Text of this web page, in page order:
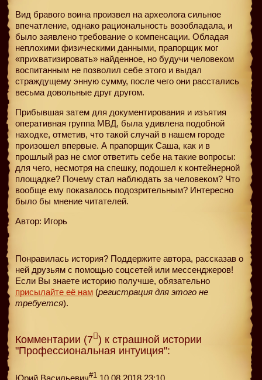
Вид бравого воина произвел на археолога сильное
впечатление, однако рациональность возобладала, и
было заявлено требование о компенсации. Обладая
неплохими физическими данными, прапорщик мог
«прихватизировать» найденное, но будучи человеком
воспитанным не позволил себе этого и выдал
страждущему энную сумму, после чего они расстались
весьма довольные друг другом.
Прибывшая затем для документирования и изъятия
оперативная группа МВД, была удивлена подобной
находке, отметив, что такой случай в нашем городе
произошел впервые. А прапорщик Саша, как и в
прошлый раз не смог ответить себе на такие вопросы:
для чего, несмотря на спешку, подошел к контейнерной
площадке? Почему стал наблюдать за человеком? Что
вообще ему показалось подозрительным? Интересно
было бы мнение читателей.
Автор: Игорь
Понравилась история? Поддержите автора, рассказав о
ней друзьям с помощью соцсетей или мессенджеров!
Если Вы знаете историю получше, обязательно
присылайте её нам (регистрация для этого не
требуется).
Комментарии (7 ) к страшной истории
"Профессиональная интуиция":
Юрий Васильевич#1 10.08.2018 23:10